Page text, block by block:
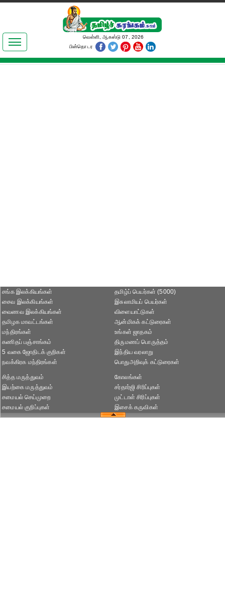
இலக்கியங்கள்
தமிழ் உலகம்
வெள்ளி, ஆகஸ்டு 07, 2026
பின்தொடர
சங்க இலக்கியங்கள்
சைவ இலக்கியங்கள்
வைணவ இலக்கியங்கள்
தமிழக மாவட்டங்கள்
தமிழ்ப் பெயர்கள் (5000)
இசுலாமியப் பெயர்கள்
விளையாட்டுகள்
ஆன்மிகக் கட்டுரைகள்
மந்திரங்கள்
கணிதப் பஞ்சாங்கம்
5 வகை ஜோதிடக் குறிகள்
நவக்கிரக மந்திரங்கள்
உங்கள் ஜாதகம்
திருமணப் பொருத்தம்
இந்திய வரலாறு
பொதுஅறிவுக் கட்டுரைகள்
சித்த மருத்துவம்
இயற்கை மருத்துவம்
சமையல் செய்முறை
சமையல் குறிப்புகள்
கோலங்கள்
சர்தார்ஜி சிரிப்புகள்
முட்டாள் சிரிப்புகள்
இசைக் கருவிகள்